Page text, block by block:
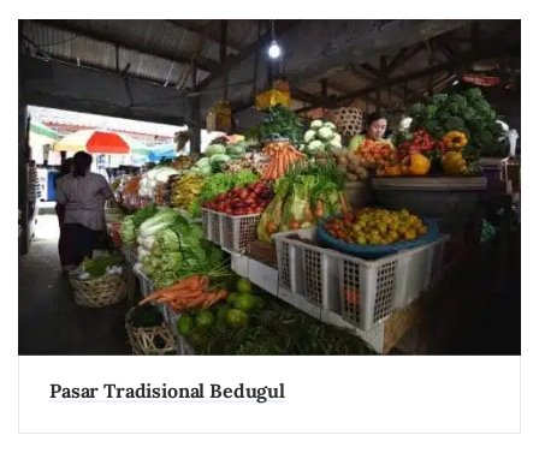
Pasar Tradisional Bedugul